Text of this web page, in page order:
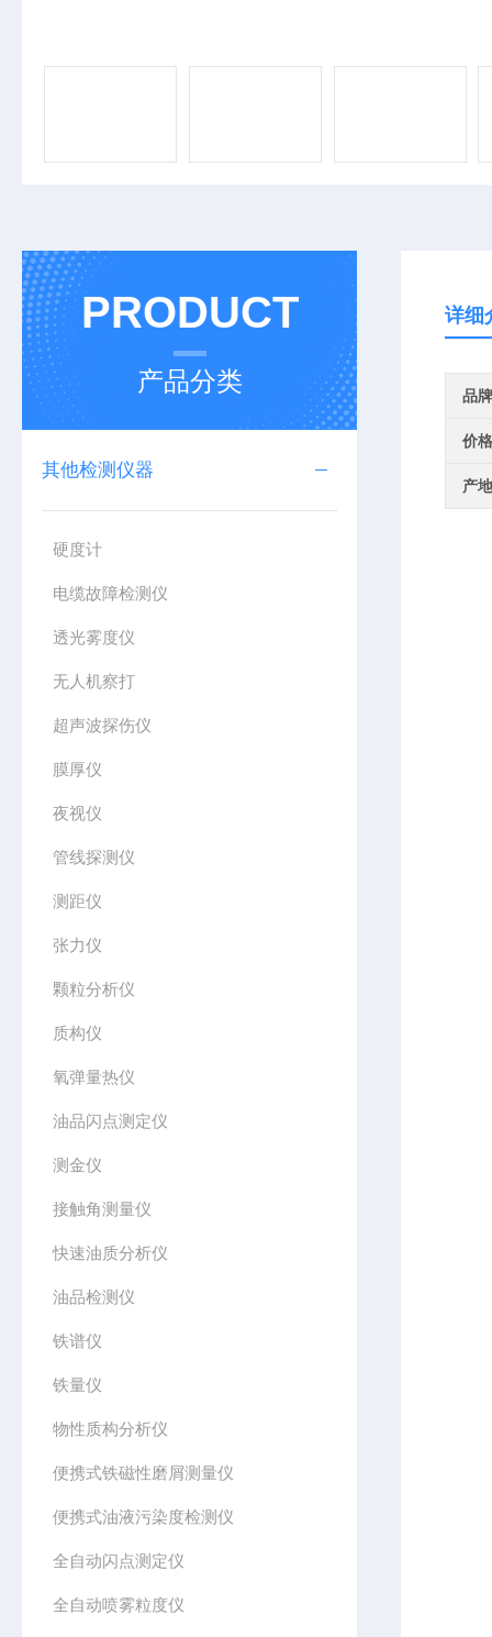
PRODUCT
产品分类
其他检测仪器
硬度计
电缆故障检测仪
透光雾度仪
无人机察打
超声波探伤仪
膜厚仪
夜视仪
管线探测仪
测距仪
张力仪
颗粒分析仪
质构仪
氧弹量热仪
油品闪点测定仪
测金仪
接触角测量仪
快速油质分析仪
油品检测仪
铁谱仪
铁量仪
物性质构分析仪
便携式铁磁性磨屑测量仪
便携式油液污染度检测仪
全自动闪点测定仪
全自动喷雾粒度仪
详细
品牌
价
产